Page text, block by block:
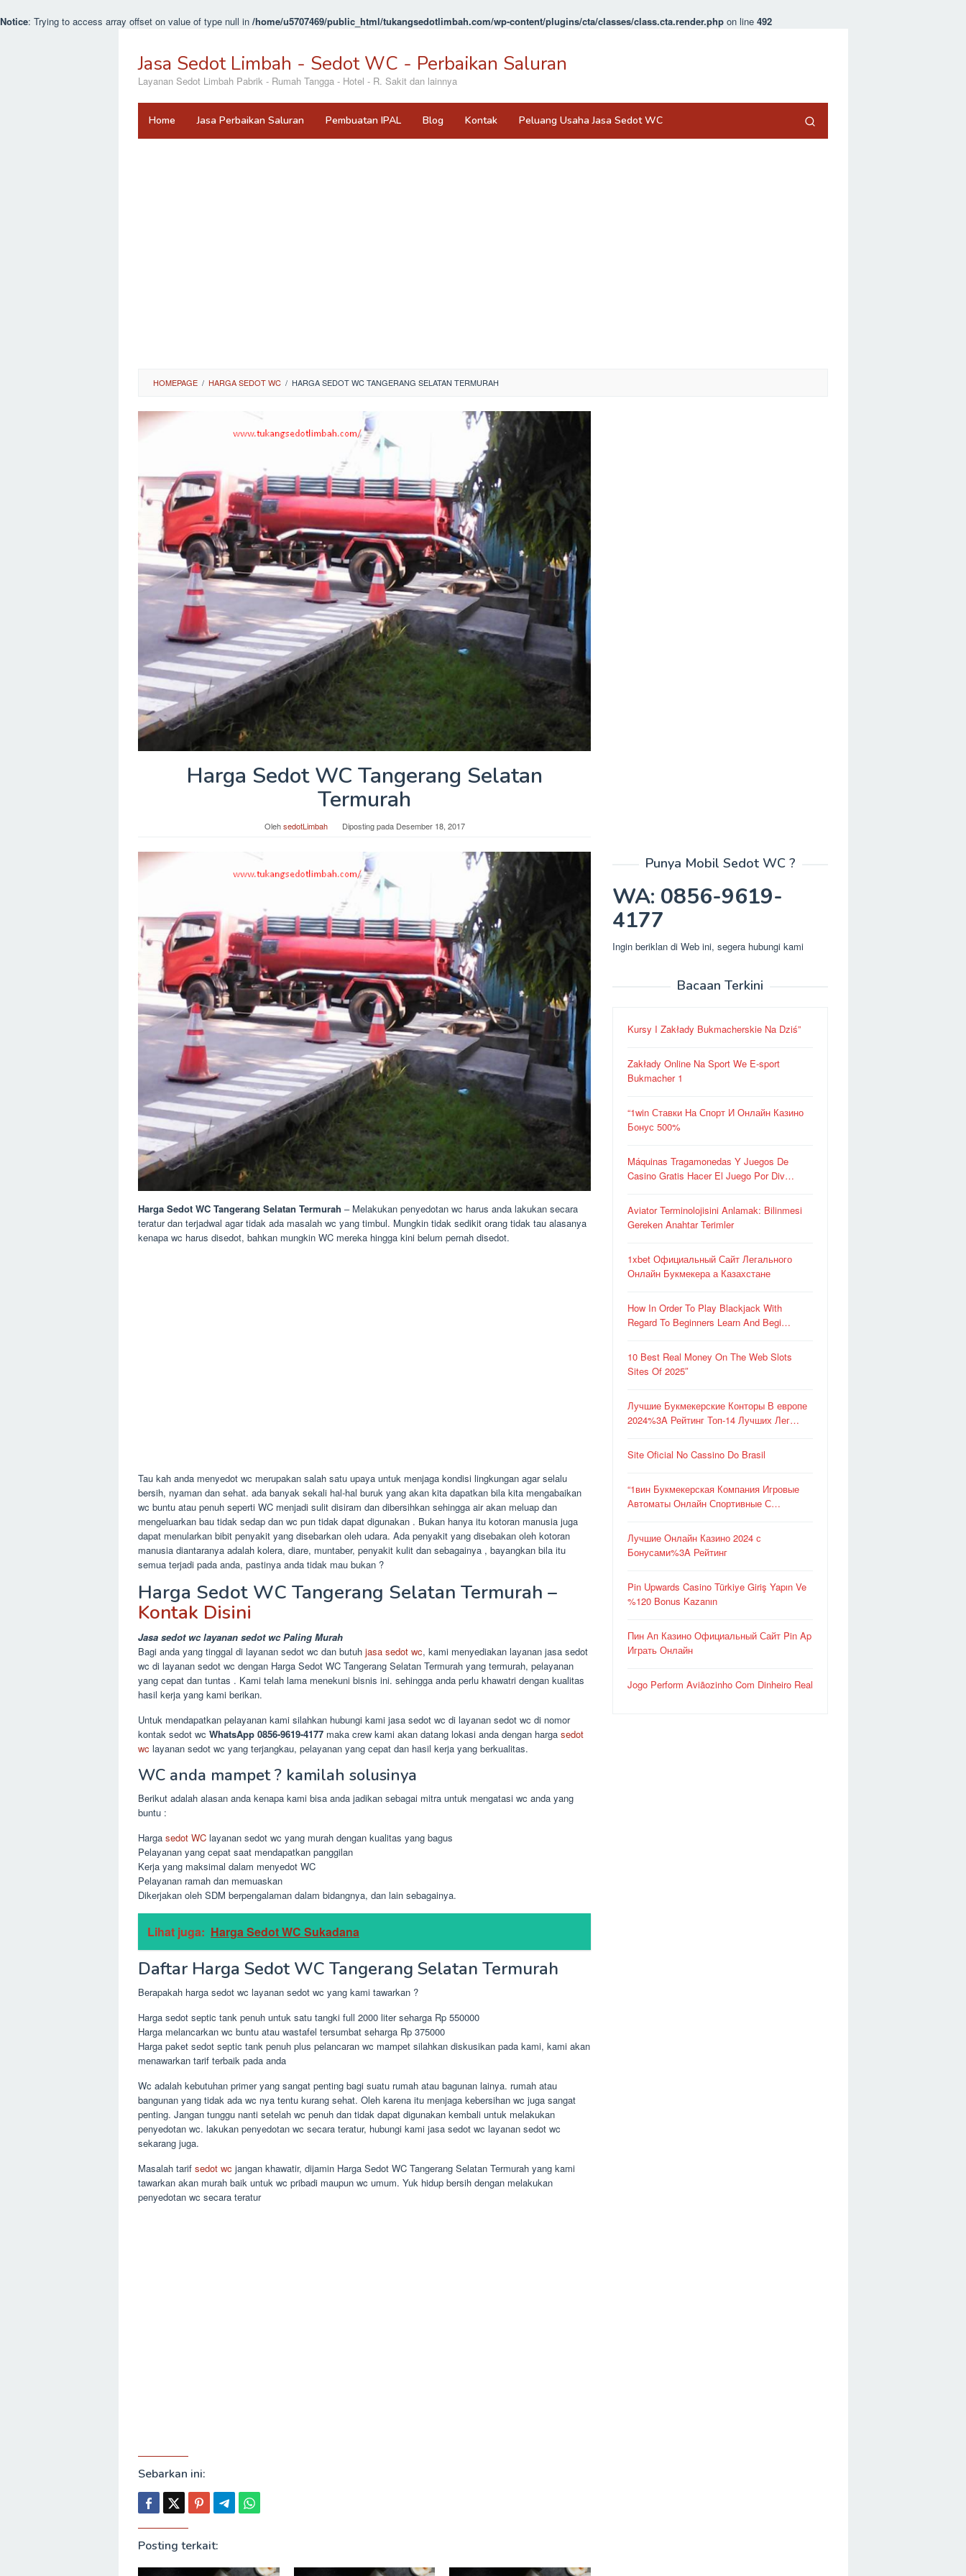
Notice: Trying to access array offset on value of type null in /home/u5707469/public_html/tukangsedotlimbah.com/wp-content/plugins/cta/classes/class.cta.render.php on line 492
kontenJasa Sedot Limbah - Sedot WC - Perbaikan Saluran
Layanan Sedot Limbah Pabrik - Rumah Tangga - Hotel - R. Sakit dan lainnya
Home Jasa Perbaikan Saluran Pembuatan IPAL Blog Kontak Peluang Usaha Jasa Sedot WC
HOMEPAGE / HARGA SEDOT WC / HARGA SEDOT WC TANGERANG SELATAN TERMURAH
Harga Sedot WC Tangerang Selatan
Termurah
OlehsedotLimbah Diposting pada Desember 18, 2017
Harga Sedot WC Tangerang Selatan Termurah – Melakukan penyedotan wc harus anda lakukan secara
teratur dan terjadwal agar tidak ada masalah wc yang timbul. Mungkin tidak sedikit orang tidak tau alasanya
kenapa wc harus disedot, bahkan mungkin WC mereka hingga kini belum pernah disedot.
Tau kah anda menyedot wc merupakan salah satu upaya untuk menjaga kondisi lingkungan agar selalu
bersih, nyaman dan sehat. ada banyak sekali hal-hal buruk yang akan kita dapatkan bila kita mengabaikan
wc buntu atau penuh seperti WC menjadi sulit disiram dan dibersihkan sehingga air akan meluap dan
mengeluarkan bau tidak sedap dan wc pun tidak dapat digunakan . Bukan hanya itu kotoran manusia juga
dapat menularkan bibit penyakit yang disebarkan oleh udara. Ada penyakit yang disebakan oleh kotoran
manusia diantaranya adalah kolera, diare, muntaber, penyakit kulit dan sebagainya , bayangkan bila itu
semua terjadi pada anda, pastinya anda tidak mau bukan ?
Harga Sedot WC Tangerang Selatan Termurah –
Kontak Disini
Jasa sedot wc layanan sedot wc Paling Murah
Bagi anda yang tinggal di layanan sedot wc dan butuh jasa sedot wc, kami menyediakan layanan jasa sedot
wc di layanan sedot wc dengan Harga Sedot WC Tangerang Selatan Termurah yang termurah, pelayanan
yang cepat dan tuntas . Kami telah lama menekuni bisnis ini. sehingga anda perlu khawatri dengan kualitas
hasil kerja yang kami berikan.
Untuk mendapatkan pelayanan kami silahkan hubungi kami jasa sedot wc di layanan sedot wc di nomor
kontak sedot wc WhatsApp 0856-9619-4177 maka crew kami akan datang lokasi anda dengan harga sedot
wc layanan sedot wc yang terjangkau, pelayanan yang cepat dan hasil kerja yang berkualitas.
WC anda mampet ? kamilah solusinya
Berikut adalah alasan anda kenapa kami bisa anda jadikan sebagai mitra untuk mengatasi wc anda yang
buntu :
Harga sedot WC layanan sedot wc yang murah dengan kualitas yang bagus
Pelayanan yang cepat saat mendapatkan panggilan
Kerja yang maksimal dalam menyedot WC
Pelayanan ramah dan memuaskan
Dikerjakan oleh SDM berpengalaman dalam bidangnya, dan lain sebagainya.
Lihat juga: Harga Sedot WC Sukadana
Daftar Harga Sedot WC Tangerang Selatan Termurah
Berapakah harga sedot wc layanan sedot wc yang kami tawarkan ?
Harga sedot septic tank penuh untuk satu tangki full 2000 liter seharga Rp 550000
Harga melancarkan wc buntu atau wastafel tersumbat seharga Rp 375000
Harga paket sedot septic tank penuh plus pelancaran wc mampet silahkan diskusikan pada kami, kami akan
menawarkan tarif terbaik pada anda
Wc adalah kebutuhan primer yang sangat penting bagi suatu rumah atau bagunan lainya. rumah atau
bangunan yang tidak ada wc nya tentu kurang sehat. Oleh karena itu menjaga kebersihan wc juga sangat
penting. Jangan tunggu nanti setelah wc penuh dan tidak dapat digunakan kembali untuk melakukan
penyedotan wc. lakukan penyedotan wc secara teratur, hubungi kami jasa sedot wc layanan sedot wc
sekarang juga.
Masalah tarif sedot wc jangan khawatir, dijamin Harga Sedot WC Tangerang Selatan Termurah yang kami
tawarkan akan murah baik untuk wc pribadi maupun wc umum. Yuk hidup bersih dengan melakukan
penyedotan wc secara teratur
Sebarkan ini:
Posting terkait:
Punya Mobil Sedot WC ?
WA: 0856-9619-
4177
Ingin beriklan di Web ini, segera hubungi kami
Bacaan Terkini
Kursy I Zakłady Bukmacherskie Na Dziś”
Zakłady Online Na Sport We E-sport
Bukmacher 1
“1win Ставки На Спорт И Онлайн Казино
Бонус 500%
Máquinas Tragamonedas Y Juegos De
Casino Gratis Hacer El Juego Por Div…
Aviator Terminolojisini Anlamak: Bilinmesi
Gereken Anahtar Terimler
1xbet Официальный Сайт Легального
Онлайн Букмекера а Казахстане
How In Order To Play Blackjack With
Regard To Beginners Learn And Begi…
10 Best Real Money On The Web Slots
Sites Of 2025″
Лучшие Букмекерские Конторы В европе
2024%3A Рейтинг Топ-14 Лучших Лег…
Site Oficial No Cassino Do Brasil
“1вин Букмекерская Компания Игровые
Автоматы Онлайн Спортивные С…
Лучшие Онлайн Казино 2024 с
Бонусами%3A Рейтинг
Pin Upwards Casino Türkiye Giriş Yapın Ve
%120 Bonus Kazanın
Пин Ап Казино Официальный Сайт Pin Ap
Играть Онлайн
Jogo Perform Aviãozinho Com Dinheiro Real